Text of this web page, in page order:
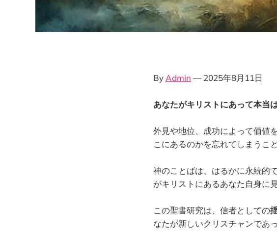
By Admin — 2025年8月11日
あなたがキリストにあって本当
外見や地位、成功によって価値
こにあるのかを忘れてしまうこ
神のことばは、はるかに永続的
がキリストにあるあなた自身に
この聖書研究は、信者としての
なたが新しいクリスチャンであ